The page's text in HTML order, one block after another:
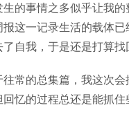
生的事情之多似乎让我
报这一记录生活的载体
自我，于是还是打算找
往常的总集篇，我这次
忆的过程总还是能抓住